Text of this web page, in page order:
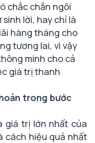
chắc chắn ngôi
lời, hay chỉ là
hàng tháng cho
tương lai, vì vậy
minh cho cả
giá trị thanh
trong bước
giá trị lớn nhất của
cách hiệu quả nhất